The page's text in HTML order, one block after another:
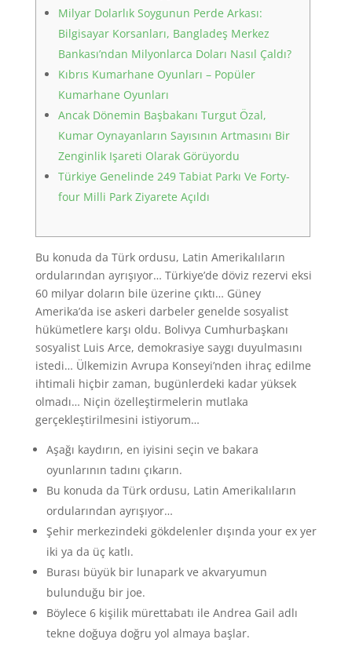
Milyar Dolarlık Soygunun Perde Arkası:
Bilgisayar Korsanları, Bangladeş Merkez
Bankası’ndan Milyonlarca Doları Nasıl Çaldı?
Kıbrıs Kumarhane Oyunları – Popüler
Kumarhane Oyunları
Ancak Dönemin Başbakanı Turgut Özal,
Kumar Oynayanların Sayısının Artmasını Bir
Zenginlik Işareti Olarak Görüyordu
Türkiye Genelinde 249 Tabiat Parkı Ve Forty-
four Milli Park Ziyarete Açıldı
Bu konuda da Türk ordusu, Latin Amerikalıların
ordularından ayrışıyor… Türkiye’de döviz rezervi eksi
60 milyar doların bile üzerine çıktı… Güney
Amerika’da ise askeri darbeler genelde sosyalist
hükümetlere karşı oldu. Bolivya Cumhurbaşkanı
sosyalist Luis Arce, demokrasiye saygı duyulmasını
istedi… Ülkemizin Avrupa Konseyi’nden ihraç edilme
ihtimali hiçbir zaman, bugünlerdeki kadar yüksek
olmadı… Niçin özelleştirmelerin mutlaka
gerçekleştirilmesini istiyorum…
Aşağı kaydırın, en iyisini seçin ve bakara
oyunlarının tadını çıkarın.
Bu konuda da Türk ordusu, Latin Amerikalıların
ordularından ayrışıyor…
Şehir merkezindeki gökdelenler dışında your ex yer
iki ya da üç katlı.
Burası büyük bir lunapark ve akvaryumun
bulunduğu bir joe.
Böylece 6 kişilik mürettabatı ile Andrea Gail adlı
tekne doğuya doğru yol almaya başlar.